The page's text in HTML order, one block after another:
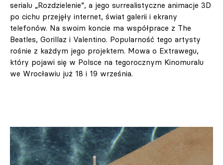
serialu „Rozdzielenie”, a jego surrealistyczne animacje 3D
po cichu przejęły internet, świat galerii i ekrany
telefonów. Na swoim koncie ma współprace z The
Beatles, Gorillaz i Valentino. Popularność tego artysty
rośnie z każdym jego projektem. Mowa o Extrawegu,
który pojawi się w Polsce na tegorocznym Kinomuralu
we Wrocławiu już 18 i 19 września.